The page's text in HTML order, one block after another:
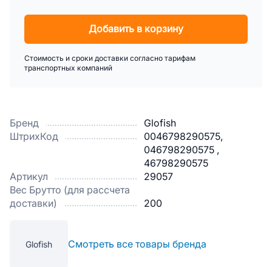
Бренд
Glofish
ШтрихКод
0046798290575,
046798290575 ,
46798290575
Артикул
29057
Вес Брутто (для рассчета
доставки)
200
Glofish Смотреть все товары бренда
Добавить в корзину
Стоимость и сроки доставки согласно тарифам
транспортных компаний